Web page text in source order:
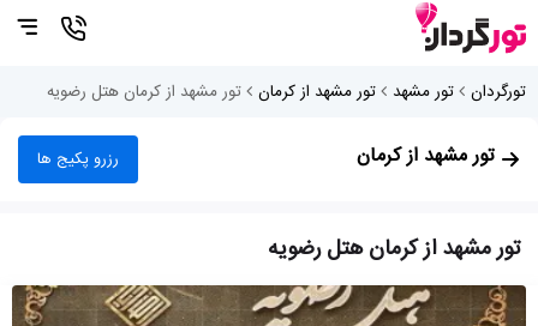
تورگردان تور مشهد تور مشهد از کرمان تور مشهد از کرمان هتل رضویه
تور مشهد از کرمان رزرو پکیج ها
تور مشهد از کرمان هتل رضویه